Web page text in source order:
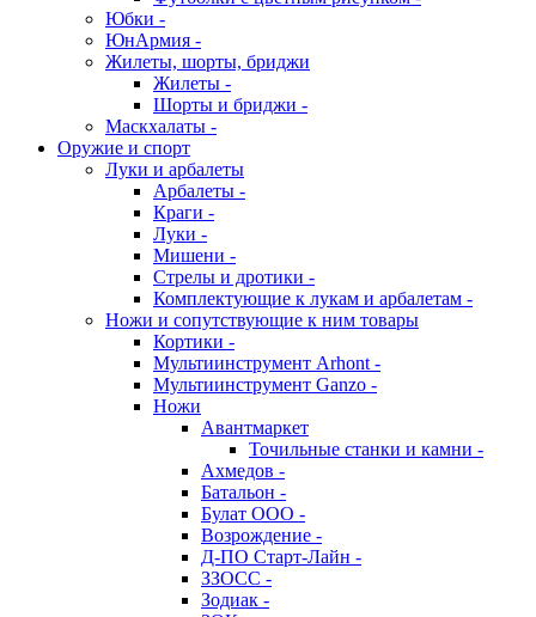
Юбки -
ЮнАрмия -
Жилеты, шорты, бриджи
Жилеты -
Шорты и бриджи -
Маскхалаты -
Оружие и спорт
Луки и арбалеты
Арбалеты -
Краги -
Луки -
Мишени -
Стрелы и дротики -
Комплектующие к лукам и арбалетам -
Ножи и сопутствующие к ним товары
Кортики -
Мультиинструмент Arhont -
Мультиинструмент Ganzo -
Ножи
Авантмаркет
Точильные станки и камни -
Ахмедов -
Батальон -
Булат ООО -
Возрождение -
Д-ПО Старт-Лайн -
ЗЗОСС -
Зодиак -